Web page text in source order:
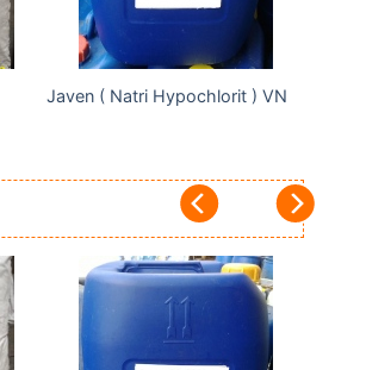
Javen ( Natri Hypochlorit ) VN
Add to
wishlist